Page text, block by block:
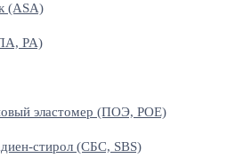
(ASA)
PA)
эластомер (ПОЭ, POE)
стирол (СБС, SBS)